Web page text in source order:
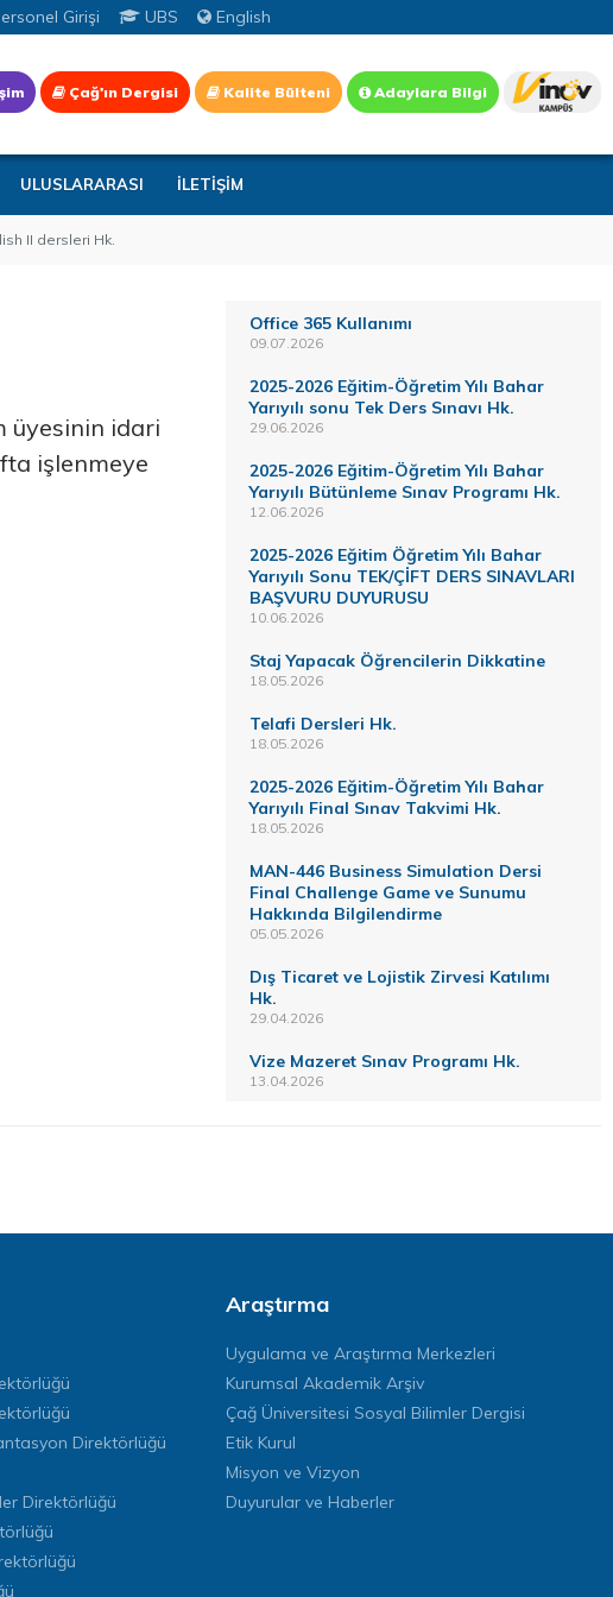
Girişi UBS English
Çağ'ın Dergisi Kalite Bülteni Adaylara Bilgi
ULUSLARARASI İLETİŞİM
II dersleri Hk.
üyesinin idari
işlenmeye
Office 365 Kullanımı
09.07.2026
2025-2026 Eğitim-Öğretim Yılı Bahar
Yarıyılı sonu Tek Ders Sınavı Hk.
29.06.2026
2025-2026 Eğitim-Öğretim Yılı Bahar
Yarıyılı Bütünleme Sınav Programı Hk.
12.06.2026
2025-2026 Eğitim Öğretim Yılı Bahar
Yarıyılı Sonu TEK/ÇİFT DERS SINAVLARI
BAŞVURU DUYURUSU
10.06.2026
Staj Yapacak Öğrencilerin Dikkatine
18.05.2026
Telafi Dersleri Hk.
18.05.2026
2025-2026 Eğitim-Öğretim Yılı Bahar
Yarıyılı Final Sınav Takvimi Hk.
18.05.2026
MAN-446 Business Simulation Dersi
Final Challenge Game ve Sunumu
Hakkında Bilgilendirme
05.05.2026
Dış Ticaret ve Lojistik Zirvesi Katılımı
Hk.
29.04.2026
Vize Mazeret Sınav Programı Hk.
13.04.2026
Direktörlüğü
Direktörlüğü
Araştırma
Uygulama ve Araştırma Merkezleri
Kurumsal Akademik Arşiv
Çağ Üniversitesi Sosyal Bilimler Dergisi
Etik Kurul
Misyon ve Vizyon
Duyurular ve Haberler